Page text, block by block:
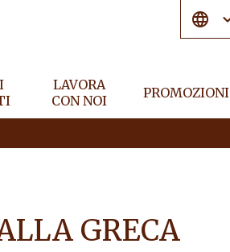
LAVORA
CON NOI
PROMOZIONI
GRECA